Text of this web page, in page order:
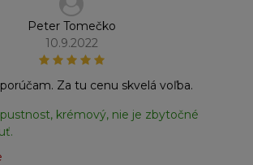
Peter Tomečko
10.9.2022
Za tu cenu skvelá voľba.
krémový, nie je zbytočné